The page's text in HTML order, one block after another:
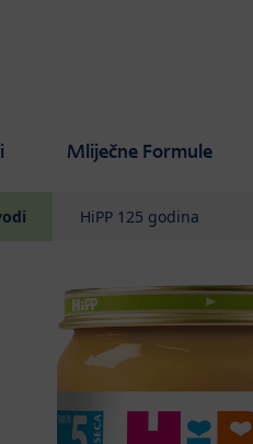
Mliječne Formule
HiPP 125 godina